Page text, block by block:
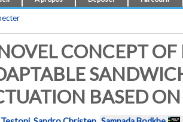
CONCEPT
BASED